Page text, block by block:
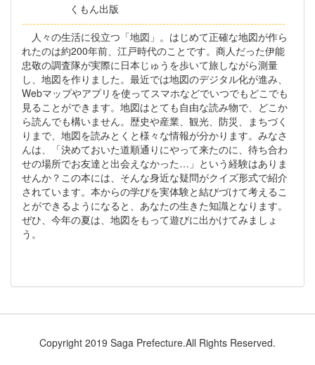
くもん出版
---------------------------------------------------------------------------
人々の生活に役立つ「地図」。はじめて正確な地図が作ら
れたのは約200年前、江戸時代のことです。商人だった伊能
忠敬の調査隊が実際に日本じゅうを歩いて旅しながら測量
し、地図を作りました。最近では地図のデジタル化が進み、
Webマップやアプリを使ってスマホなどでいつでもどこでも
見ることができます。地図はとても自由な読み物で、どこか
ら読んでも構いません。歴史や産業、観光、防災、まちづく
りまで、地図を読みとくと様々な情報が分かります。みなさ
んは、「決めておいた道順通りにやって来たのに、待ち合わ
せの場所でお友達と出会えなかった…」という経験はありま
せんか？この本には、そんな身近な疑問がクイズ形式で紹介
されています。本からの学びを実体験と結びづけて考えるこ
とができるようになると、あなたの生きた知識となります。
ぜひ、今年の夏は、地図をもって遊びに出かけてみましょ
う。
Copyright 2019 Saga Prefecture.All Rights Reserved.